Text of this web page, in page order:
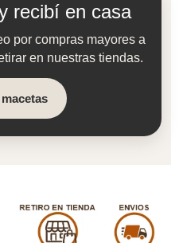
recibí en casa
por compras mayores a
en nuestras tiendas.